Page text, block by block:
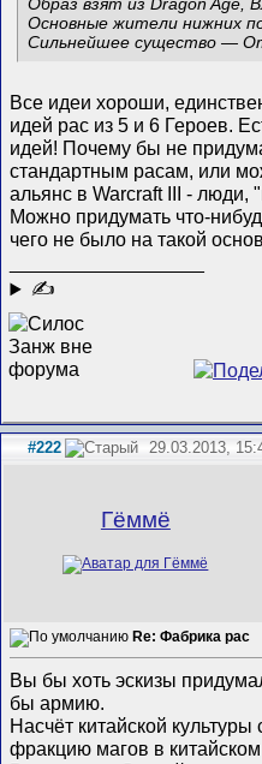
Основные жители нижних
Сильнейшее существо —
Все идеи хороши,
идей рас из 5 и 6 Героев.
идей! Почему бы не
стандартным расам, или
альянс в Warcraft III -
Можно придумать что-
чего не было на такой
✍
#222 29.03.2013,
Гёммё
Re: Фабрика рас
Вы бы хоть эскизы
бы армию.
Насчёт китайской
фракцию магов в